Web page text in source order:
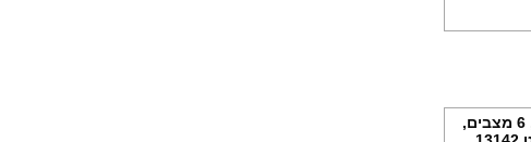
בורר מצבים לתנורי אפיה אמיקה, 6 מצבים,